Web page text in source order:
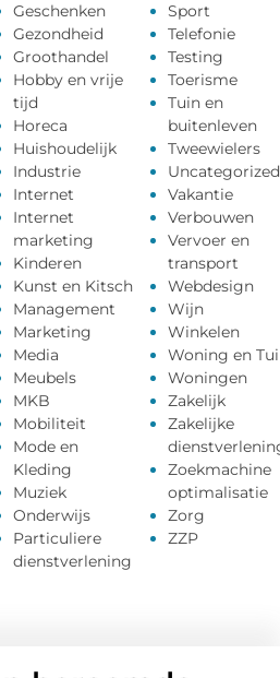
Geschenken
Gezondheid
Groothandel
Hobby en vrije
tijd
Horeca
Huishoudelijk
Industrie
Internet
Internet
marketing
Kinderen
Kunst en Kitsch
Management
Marketing
Media
Meubels
MKB
Mobiliteit
Mode en
Kleding
Muziek
Onderwijs
Particuliere
dienstverlening
Sport
Telefonie
Testing
Toerisme
Tuin en
buitenleven
Tweewielers
Uncategorized
Vakantie
Verbouwen
Vervoer en
transport
Webdesign
Wijn
Winkelen
Woning en
Woningen
Zakelijk
Zakelijke
Zoekmachine
optimalisatie
Zorg
ZZP